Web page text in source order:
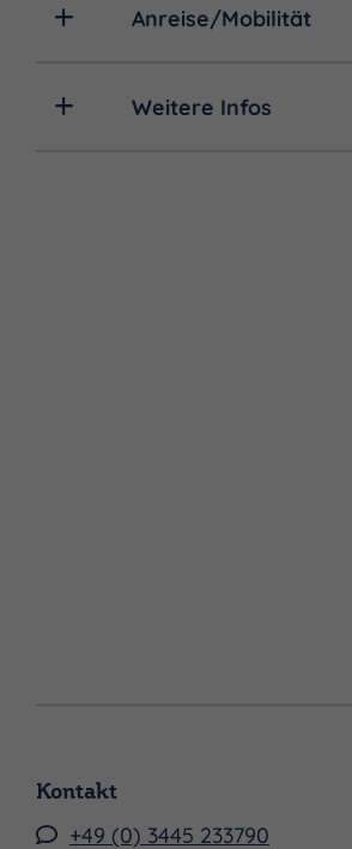
Anreise/Mobilität
Weitere Infos
Kontakt
+49 (0) 3445 233790